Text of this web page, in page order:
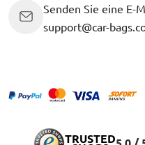
Senden Sie eine E-
support@car-
TRUSTED